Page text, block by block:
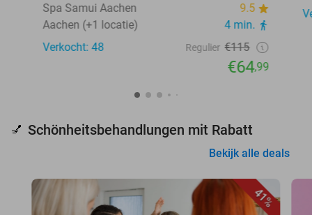
Spa Samui Aachen
9.5
Aachen (+1 locatie)
4 min.
Verkocht: 48
Regulier €115
€64,99
💅 Schönheitsbehandlungen mit Rabatt
Bekijk alle deals
41%